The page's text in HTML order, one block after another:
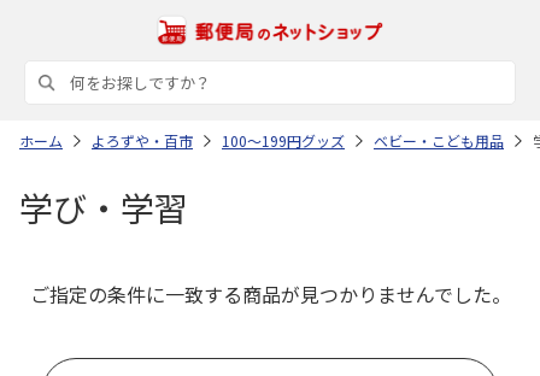
ホーム よろずや・百市 100～199円グッズ ベビー・こども用品
学び・学習
ご指定の条件に一致する商品が見つかりませんでした。